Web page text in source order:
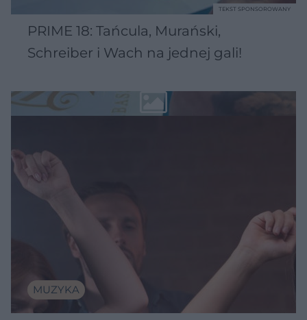
PRIME 18: Tańcula, Murański,
Schreiber i Wach na jednej gali!
TEKST SPONSOROWANY
MUZYKA